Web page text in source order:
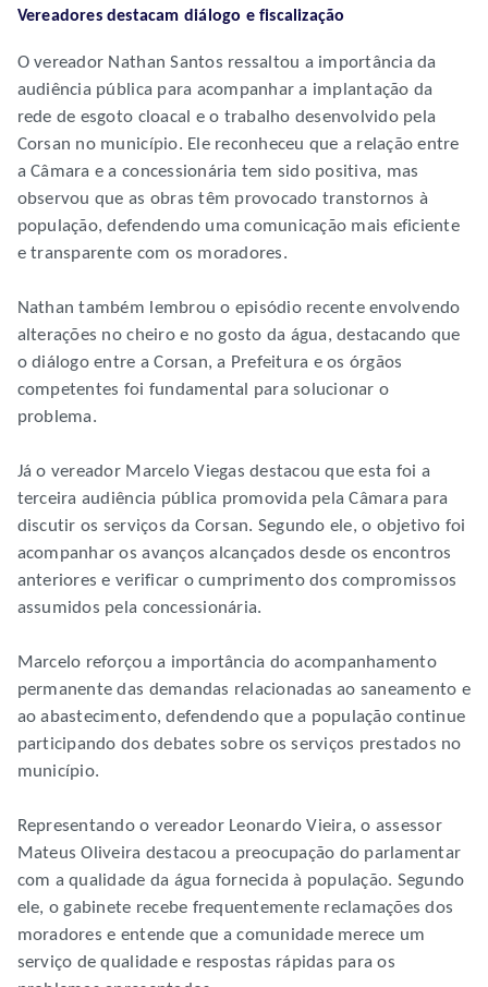
Vereadores destacam diálogo e fiscalização
O vereador Nathan Santos ressaltou a importância da
audiência pública para acompanhar a implantação da
rede de esgoto cloacal e o trabalho desenvolvido pela
Corsan no município. Ele reconheceu que a relação entre
a Câmara e a concessionária tem sido positiva, mas
observou que as obras têm provocado transtornos à
população, defendendo uma comunicação mais eficiente
e transparente com os moradores.
Nathan também lembrou o episódio recente envolvendo
alterações no cheiro e no gosto da água, destacando que
o diálogo entre a Corsan, a Prefeitura e os órgãos
competentes foi fundamental para solucionar o
problema.
Já o vereador Marcelo Viegas destacou que esta foi a
terceira audiência pública promovida pela Câmara para
discutir os serviços da Corsan. Segundo ele, o objetivo foi
acompanhar os avanços alcançados desde os encontros
anteriores e verificar o cumprimento dos compromissos
assumidos pela concessionária.
Marcelo reforçou a importância do acompanhamento
permanente das demandas relacionadas ao saneamento e
ao abastecimento, defendendo que a população continue
participando dos debates sobre os serviços prestados no
município.
Representando o vereador Leonardo Vieira, o assessor
Mateus Oliveira destacou a preocupação do parlamentar
com a qualidade da água fornecida à população. Segundo
ele, o gabinete recebe frequentemente reclamações dos
moradores e entende que a comunidade merece um
serviço de qualidade e respostas rápidas para os